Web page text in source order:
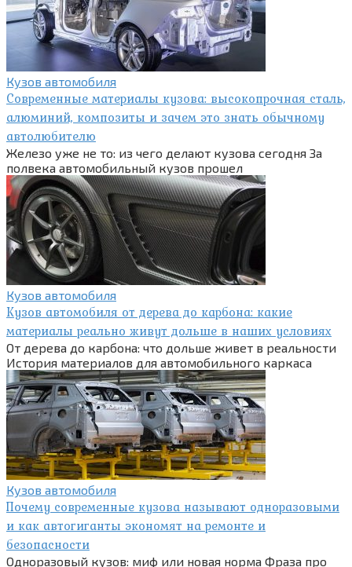
Кузов автомобиля
Современные материалы кузова: высокопрочная сталь,
алюминий, композиты и зачем это знать обычному
автолюбителю
Железо уже не то: из чего делают кузова сегодня За
полвека автомобильный кузов прошел
Кузов автомобиля
Кузов автомобиля от дерева до карбона: какие
материалы реально живут дольше в наших условиях
От дерева до карбона: что дольше живет в реальности
История материалов для автомобильного каркаса
Кузов автомобиля
Почему современные кузова называют одноразовыми
и как автогиганты экономят на ремонте и
безопасности
Одноразовый кузов: миф или новая норма Фраза про